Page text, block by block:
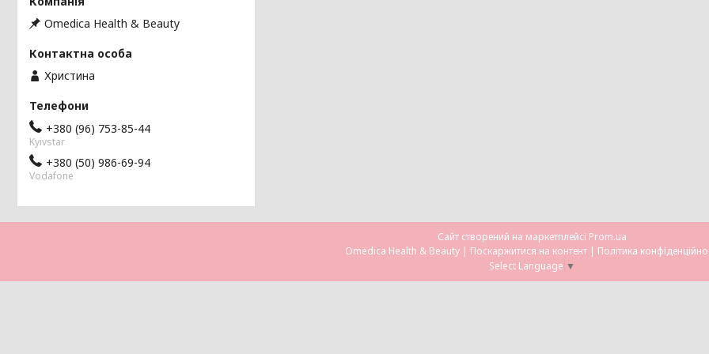
Omedica Health & Beauty
Христина
+380 (96) 753-85-44
Kyivstar
+380 (50) 986-69-94
Vodafone
Сайт створений на маркетплейсі Prom.ua
Omedica Health & Beauty | Поскаржитися на контент | Політика
Select Language ▼